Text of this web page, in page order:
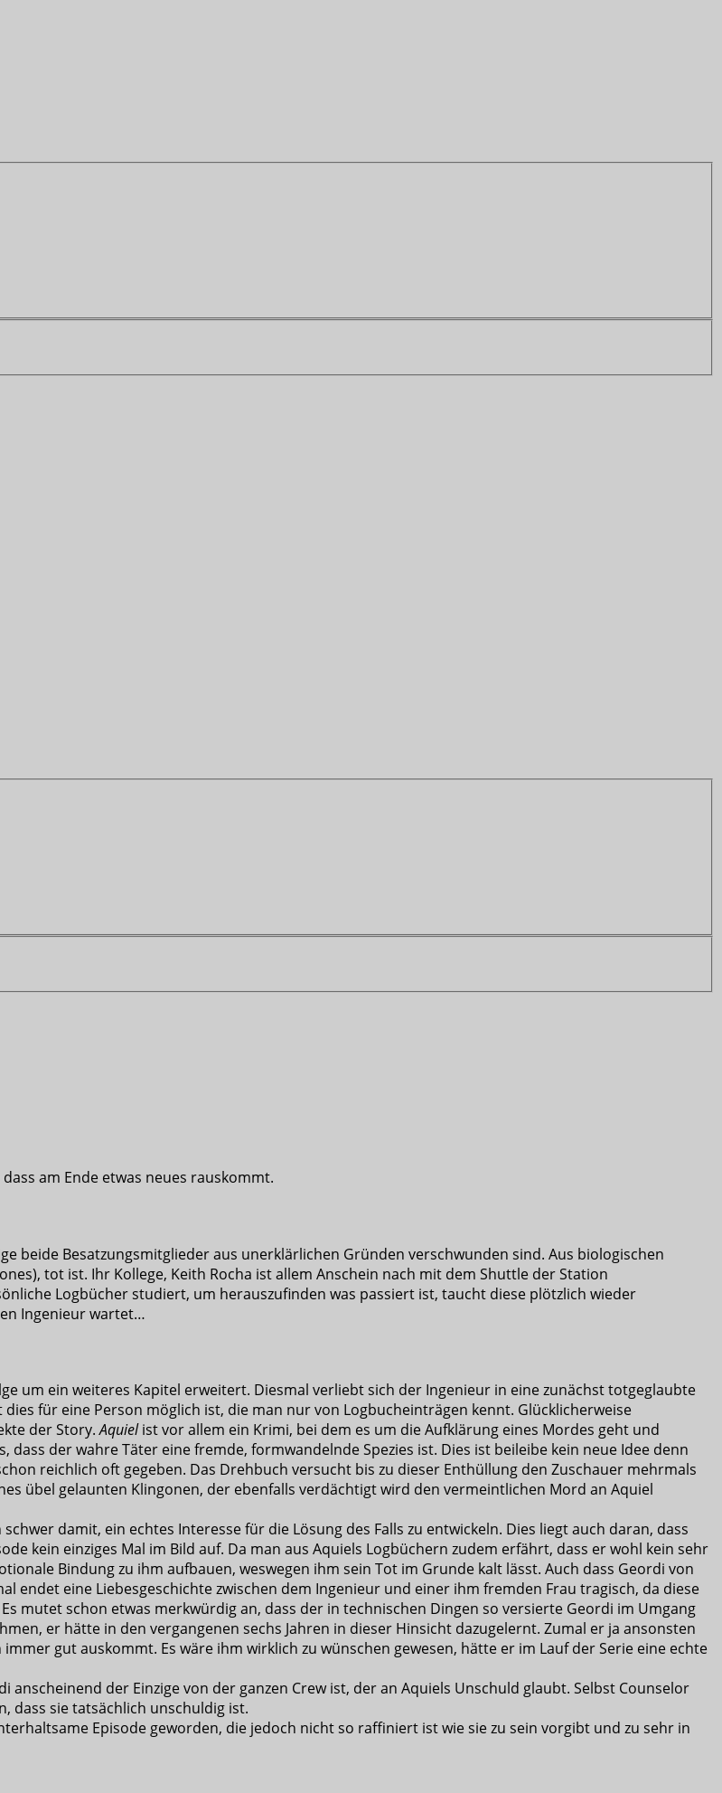
am Ende etwas neues rauskommt.
beide Besatzungsmitglieder aus unerklärlichen Gründen verschwunden sind. Aus biologischen
tot ist. Ihr Kollege, Keith Rocha ist allem Anschein nach mit dem Shuttle der Station
Logbücher studiert, um herauszufinden was passiert ist, taucht diese plötzlich wieder
Ingenieur wartet…
um ein weiteres Kapitel erweitert. Diesmal verliebt sich der Ingenieur in eine zunächst totgeglaubte
für eine Person möglich ist, die man nur von Logbucheinträgen kennt. Glücklicherweise
der Story.Aquielist vor allem ein Krimi, bei dem es um die Aufklärung eines Mordes geht und
der wahre Täter eine fremde, formwandelnde Spezies ist. Dies ist beileibe kein neue Idee denn
reichlich oft gegeben. Das Drehbuch versucht bis zu dieser Enthüllung den Zuschauer mehrmals
übel gelaunten Klingonen, der ebenfalls verdächtigt wird den vermeintlichen Mord an Aquiel
damit, ein echtes Interesse für die Lösung des Falls zu entwickeln. Dies liegt auch daran, dass
kein einziges Mal im Bild auf. Da man aus Aquiels Logbüchern zudem erfährt, dass er wohl kein sehr
Bindung zu ihm aufbauen, weswegen ihm sein Tot im Grunde kalt lässt. Auch dass Geordi von
endet eine Liebesgeschichte zwischen dem Ingenieur und einer ihm fremden Frau tragisch, da diese
mutet schon etwas merkwürdig an, dass der in technischen Dingen so versierte Geordi im Umgang
er hätte in den vergangenen sechs Jahren in dieser Hinsicht dazugelernt. Zumal er ja ansonsten
gut auskommt. Es wäre ihm wirklich zu wünschen gewesen, hätte er im Lauf der Serie eine echte
der Einzige von der ganzen Crew ist, der an Aquiels Unschuld glaubt. Selbst Counselor
dass sie tatsächlich unschuldig ist.
Episode geworden, die jedoch nicht so raffiniert ist wie sie zu sein vorgibt und zu sehr in